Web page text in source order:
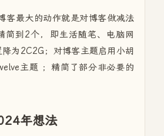
客最大的动作就是对博客做减法
简到2个，即生活随笔、电脑网
为2C2G；对博客主题启用小胡
主题 ；精简了部分非必要的
年想法